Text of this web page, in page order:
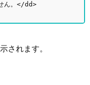
ん。</dd>
されます。